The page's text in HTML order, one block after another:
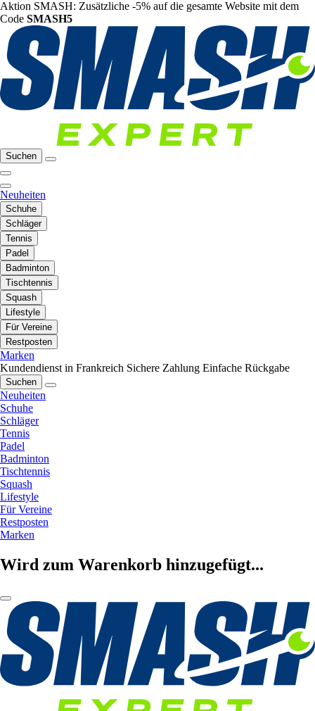
Aktion SMASH: Zusätzliche -5% auf die gesamte Website mit dem
Code SMASH5
Suchen
Neuheiten
Schuhe
Schläger
Tennis
Padel
Badminton
Tischtennis
Squash
Lifestyle
Für Vereine
Restposten
Marken
Kundendienst in Frankreich Sichere Zahlung Einfache Rückgabe
Suchen
Neuheiten
Schuhe
Schläger
Tennis
Padel
Badminton
Tischtennis
Squash
Lifestyle
Für Vereine
Restposten
Marken
Wird zum Warenkorb hinzugefügt...